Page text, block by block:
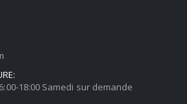
18:00 Samedi sur demande